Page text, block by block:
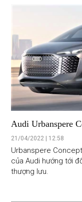
Audi Urbanspere
sang dành cho giới
21/04/2022 | 12:58
Urbanspere
của Audi hướng tới
thượng lưu.